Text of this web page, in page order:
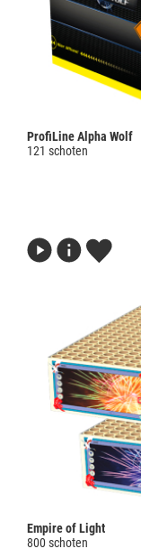
ProfiLine Alpha Wolf
121 schoten
Empire of Light
800 schoten